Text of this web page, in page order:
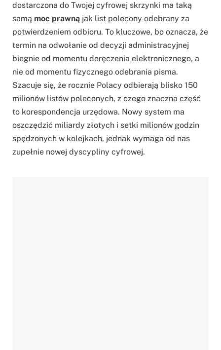
dostarczona do Twojej cyfrowej skrzynki ma taką
samą moc prawną jak list polecony odebrany za
potwierdzeniem odbioru. To kluczowe, bo oznacza, że
termin na odwołanie od decyzji administracyjnej
biegnie od momentu doręczenia elektronicznego, a
nie od momentu fizycznego odebrania pisma.
Szacuje się, że rocznie Polacy odbierają blisko 150
milionów listów poleconych, z czego znaczna część
to korespondencja urzędowa. Nowy system ma
oszczędzić miliardy złotych i setki milionów godzin
spędzonych w kolejkach, jednak wymaga od nas
zupełnie nowej dyscypliny cyfrowej.